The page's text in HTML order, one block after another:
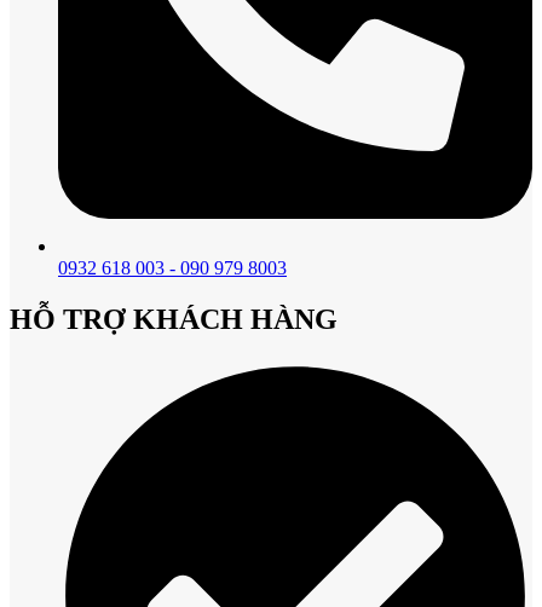
0932 618 003 - 090 979 8003
HỖ TRỢ KHÁCH HÀNG